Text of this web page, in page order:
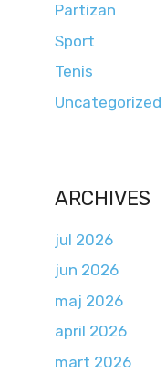
Partizan
Sport
Tenis
Uncategorized
ARCHIVES
jul 2026
jun 2026
maj 2026
april 2026
mart 2026